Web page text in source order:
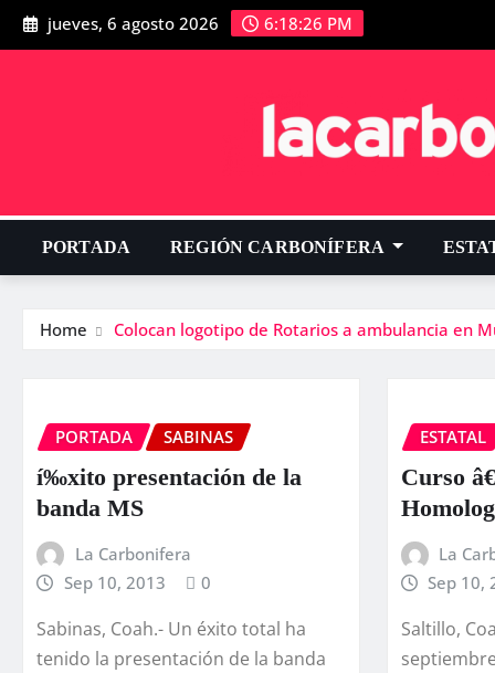
jueves, 6 agosto 2026 6:18:26 PM
PORTADA REGIÓN CARBONÍFERA
Home Colocan logotipo de Rotarios a ambulancia en
PORTADA SABINAS
í‰xito presentación de la
banda MS
La Carbonifera
Sep 10, 2013
0
Sabinas, Coah.- Un éxito total ha
tenido la presentación de la banda
ESTATAL
Curso
La
Sep 10,
Saltillo,